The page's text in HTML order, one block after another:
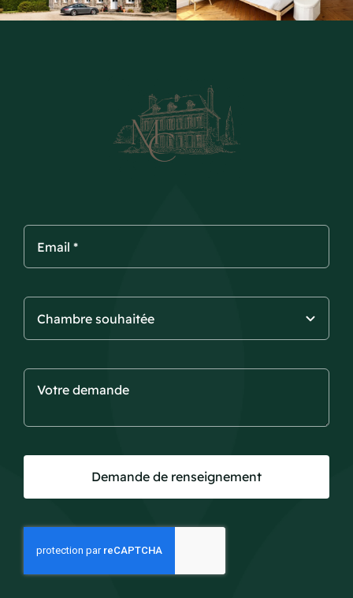
Demande de renseignement